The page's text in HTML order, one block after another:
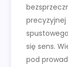
się sens.
pod